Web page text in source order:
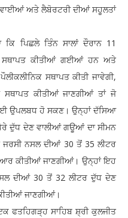
ਅਤੇ ਲੈਬੋਰਟਰੀ ਦੀਆਂ ਸਹੂਲਤਾਂ
ਤਿੰਨ ਸਾਲਾਂ ਦੌਰਾਨ 11
ਸਥਾਪਤ ਕੀਤੀਆਂ ਗਈਆਂ ਹਨ ਅਤੇ
ਸਥਾਪਤ ਕੀਤੀ ਜਾਵੇਗੀ,
ਸਥਾਪਤ ਕੀਤੀਆਂ ਜਾਣਗੀਆਂ ਤਾਂ ਜੋ
ਉਪਲਬਧ ਹੋ ਸਕਣ। ਉਨ੍ਹਾਂ ਦੱਸਿਆ
ਦੁੱਧ ਦੇਣ ਵਾਲੀਆਂ ਗਊਆਂ ਦਾ ਸੀਮਨ
ਜਰਸੀ ਨਸਲ ਦੀਆਂ 30 ਤੋਂ 35 ਲੀਟਰ
ਕੀਤੀਆਂ ਜਾਣਗੀਆਂ। ਉਨ੍ਹਾਂ ਇਹ
ਦੀਆਂ 30 ਤੋਂ 32 ਲੀਟਰ ਦੁੱਧ ਦੇਣ
ਜਾਣਗੀਆਂ।
ਸਾਹਿਬ ਸ਼੍ਰੀ ਕੁਲਜੀਤ